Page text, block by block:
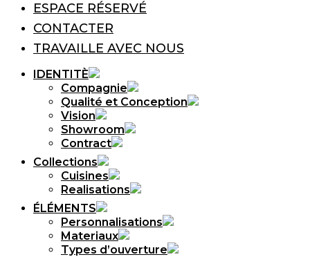
ESPACE RÉSERVÉ
CONTACTER
TRAVAILLE AVEC NOUS
IDENTITÈ
Compagnie
Qualité et Conception
Vision
Showroom
Contract
Collections
Cuisines
Realisations
ÉLÉMENTS
Personnalisations
Materiaux
Types d’ouverture